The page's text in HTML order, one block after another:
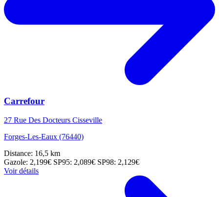
Carrefour
27 Rue Des Docteurs Cisseville
Forges-Les-Eaux (76440)
Distance: 16,5 km
Gazole: 2,199€ SP95: 2,089€ SP98: 2,129€
Voir détails